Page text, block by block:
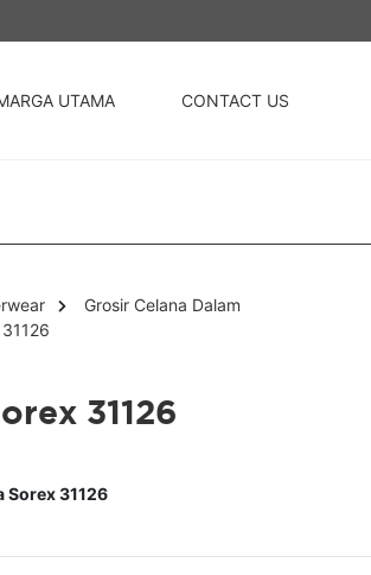
UTAMA
CONTACT US
Grosir Celana Dalam
31126
Sorex 31126